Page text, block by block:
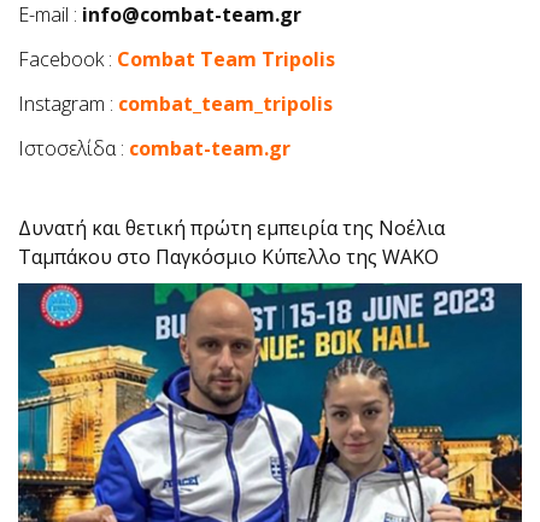
E-mail : info@combat-team.gr
Facebook : Combat Team Tripolis
Instagram : combat_team_tripolis
Ιστοσελίδα : combat-team.gr
Δυνατή και θετική πρώτη εμπειρία της Νοέλια
Ταμπάκου στο Παγκόσμιο Κύπελλο της WAKO